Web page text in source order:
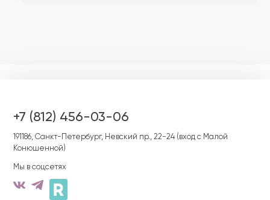
+7 (812) 456-03-06
191186, Cанкт-Петербург, Невский пр., 22-24 (вход с Малой
Конюшенной)
Мы в соцсетях